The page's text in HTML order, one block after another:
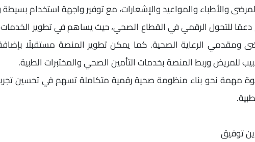
والأطباء والمواعيد والإشعارات، مع توفير واجهة استخدام
دعمًا للتحول الرقمي في القطاع الصحي، حيث يساهم في تطوير
ومقدمي الرعاية الصحية. كما يمكن تطوير المنصة مستقبلًا
للمريض وربط المنصة بخدمات التأمين الصحي والمختبرات الطبية.
مهمة نحو بناء منظومة صحية رقمية متكاملة تسهم في تحسين
توفيق